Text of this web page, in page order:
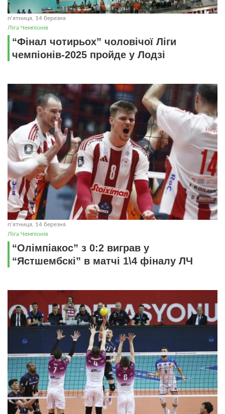
пʼятниця, 14 березня
Ліга Чемпіонів
“Фінал чотирьох” чоловічої Ліги
чемпіонів-2025 пройде у Лодзі
пʼятниця, 14 березня
Ліга Чемпіонів
“Олімпіакос” з 0:2 виграв у
“Ястшембскі” в матчі 1\4 фіналу ЛЧ